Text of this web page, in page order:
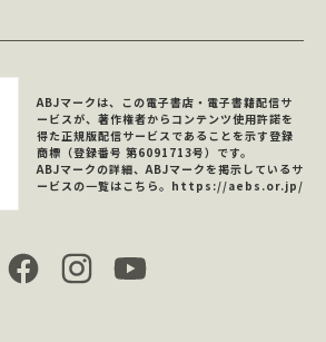
ABJマークは、この電子書店・電子書籍配信サ
ービスが、著作権者からコンテンツ使用許諾を
得た正規版配信サービスであることを示す登録
商標（登録番号 第6091713号）です。
ABJマークの詳細、ABJマークを掲示しているサ
ービスの一覧はこちら。 https://aebs.or.jp/